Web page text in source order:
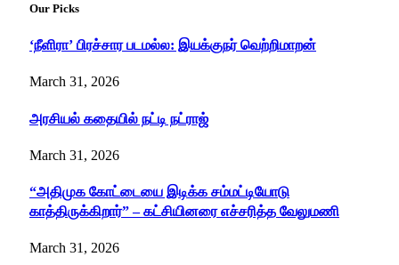
Our Picks
‘நீளிரா’ பிரச்சார படமல்ல: இயக்குநர் வெற்றிமாறன்
March 31, 2026
அரசியல் கதையில் நட்டி நட்ராஜ்
March 31, 2026
“அதிமுக கோட்டையை இடிக்க சம்மட்டியோடு
காத்திருக்கிறார்” – கட்சியினரை எச்சரித்த வேலுமணி
March 31, 2026